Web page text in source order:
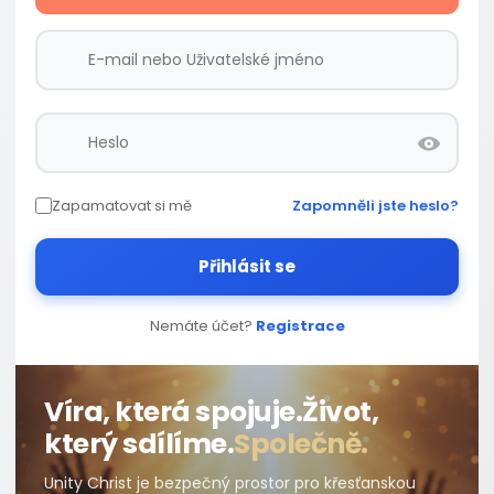
Zapamatovat si mě Zapomněli jste heslo?
Přihlásit se
Nemáte účet? Registrace
Víra, která spojuje.Život,
který sdílíme.Společně.
Unity Christ je bezpečný prostor pro křesťanskou